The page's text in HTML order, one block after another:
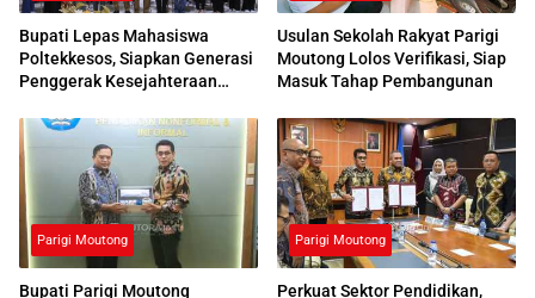
Bupati Lepas Mahasiswa
Poltekkesos, Siapkan Generasi
Penggerak Kesejahteraan
Usulan Sekolah Rakyat Parigi
Moutong Lolos Verifikasi, Siap
Masuk Tahap Pembangunan
Parigi Moutong
Bupati Parigi Moutong
Parigi Moutong
Perkuat Sektor Pendidikan,